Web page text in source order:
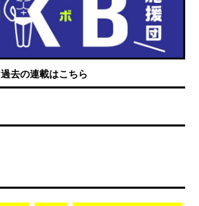
過去の連載はこちら